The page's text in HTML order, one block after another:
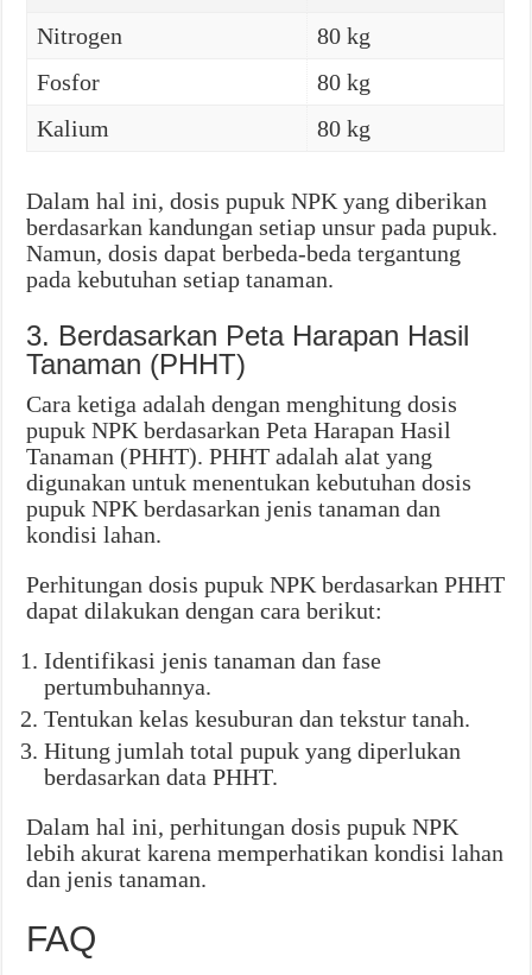
Nitrogen
80 kg
Fosfor
80 kg
Kalium
80 kg
Dalam hal ini, dosis pupuk NPK yang diberikan
berdasarkan kandungan setiap unsur pada pupuk.
Namun, dosis dapat berbeda-beda tergantung
pada kebutuhan setiap tanaman.
3. Berdasarkan Peta Harapan Hasil
Tanaman (PHHT)
Cara ketiga adalah dengan menghitung dosis
pupuk NPK berdasarkan Peta Harapan Hasil
Tanaman (PHHT). PHHT adalah alat yang
digunakan untuk menentukan kebutuhan dosis
pupuk NPK berdasarkan jenis tanaman dan
kondisi lahan.
Perhitungan dosis pupuk NPK berdasarkan PHHT
dapat dilakukan dengan cara berikut:
Identifikasi jenis tanaman dan fase
pertumbuhannya.
Tentukan kelas kesuburan dan tekstur tanah.
Hitung jumlah total pupuk yang diperlukan
berdasarkan data PHHT.
Dalam hal ini, perhitungan dosis pupuk NPK
lebih akurat karena memperhatikan kondisi lahan
dan jenis tanaman.
FAQ